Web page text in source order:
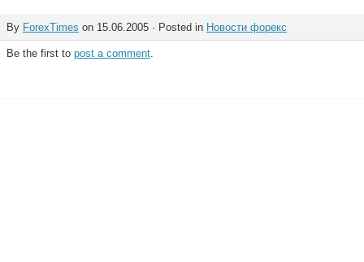
By ForexTimes on 15.06.2005 · Posted in Новости форекс
Be the first to post a comment.